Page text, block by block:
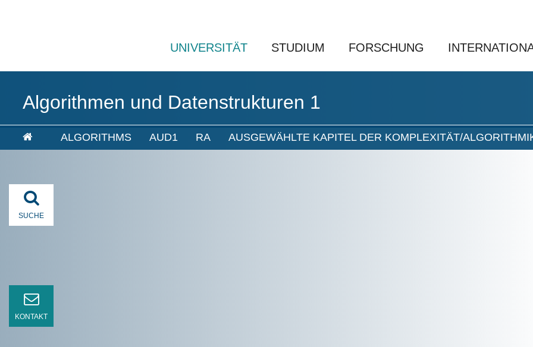
UNIVERSITÄT STUDIUM FORSCHUNG
Algorithmen und Datenstrukturen 1
ALGORITHMS AUD1 RA AUSGEWÄHLTE KAPITEL DER KOMPLEXITÄT/
SUCHE
KONTAKT